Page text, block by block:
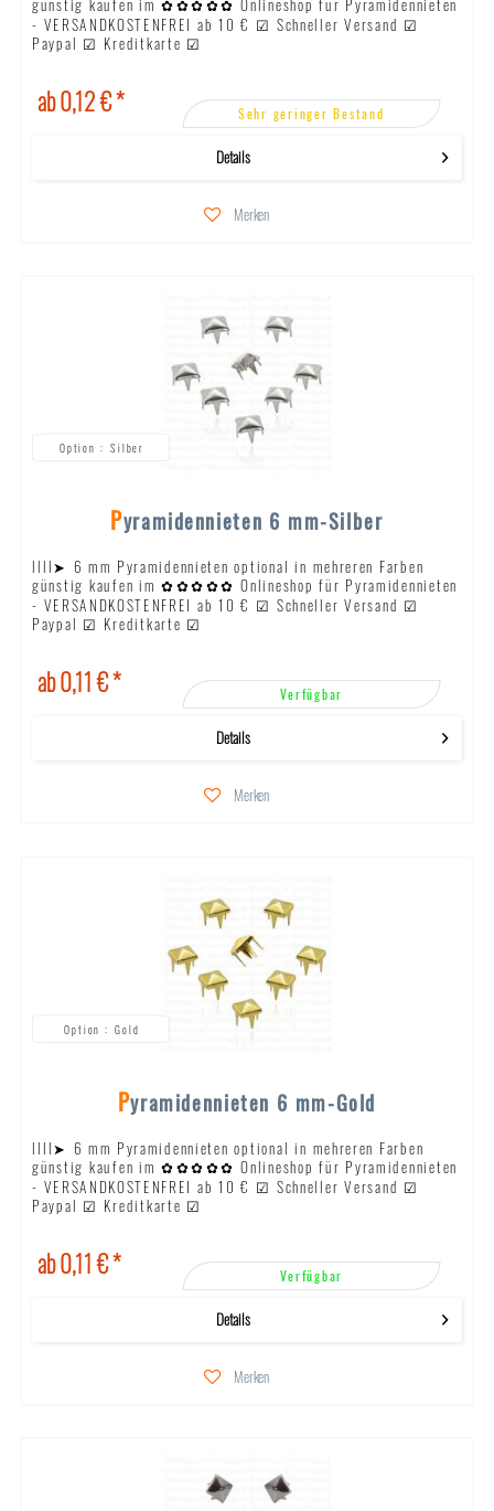
- VERSANDKOSTENFREI ab 10 € ☑ Schneller Versand ☑
Paypal ☑ Kreditkarte ☑
ab 0,12 € * Sehr geringer Bestand
Details
Merken
Silber
Pyramidennieten 6 mm-Silber
llll➤ 6 mm Pyramidennieten optional in mehreren Farben
günstig kaufen im ✿✿✿✿✿ Onlineshop für Pyramidennieten
- VERSANDKOSTENFREI ab 10 € ☑ Schneller Versand ☑
Paypal ☑ Kreditkarte ☑
ab 0,11 € * Verfügbar
Details
Merken
Gold
Pyramidennieten 6 mm-Gold
llll➤ 6 mm Pyramidennieten optional in mehreren Farben
günstig kaufen im ✿✿✿✿✿ Onlineshop für Pyramidennieten
- VERSANDKOSTENFREI ab 10 € ☑ Schneller Versand ☑
Paypal ☑ Kreditkarte ☑
ab 0,11 € * Verfügbar
Details
Merken